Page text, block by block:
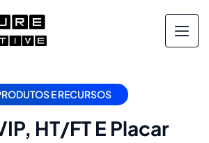
E RECURSOS
HT/FT E Placar